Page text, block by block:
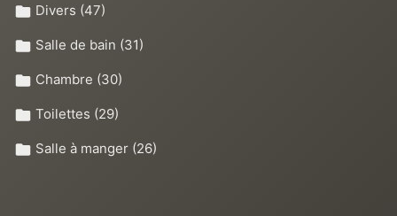
Divers (47)
Salle de bain (31)
Chambre (30)
Toilettes (29)
Salle à manger (26)